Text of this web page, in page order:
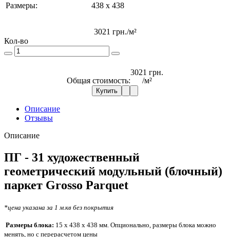
Размеры:
438 х 438
3021 грн./м²
Кол-во
Общая стоимость:
3021 грн.
/м²
Купить
Описание
Отзывы
Описание
ПГ - 31 художественный
геометрический модульный (блочный)
паркет Grosso Parquet
*цена указана за 1 м.кв без покрытия
Размеры блока: 15 х 438 х 438 мм. Опционально, размеры блока можно
менять, но с перерасчетом цены